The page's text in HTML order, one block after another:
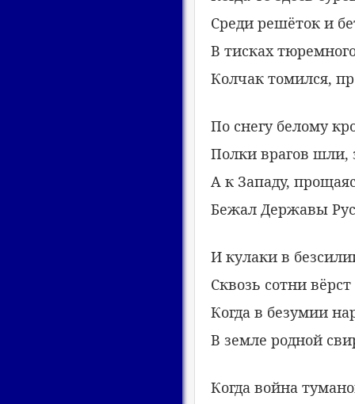
Среди решёток и
В тисках
Колчак томился,
По снегу белому
Полки врагов шли,
А к Западу,
Бежал Державы
И кулаки в
Сквозь сотни
Когда в безумии
В земле родной
Когда война